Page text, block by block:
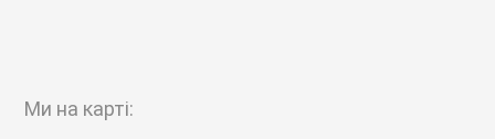
Ми на карті: